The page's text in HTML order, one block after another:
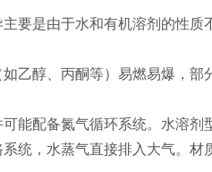
要是由于水和有机溶剂的性质
乙醇、丙酮等）易燃易爆，部
能配备氮气循环系统。水溶剂
统，水蒸气直接排入大气。材